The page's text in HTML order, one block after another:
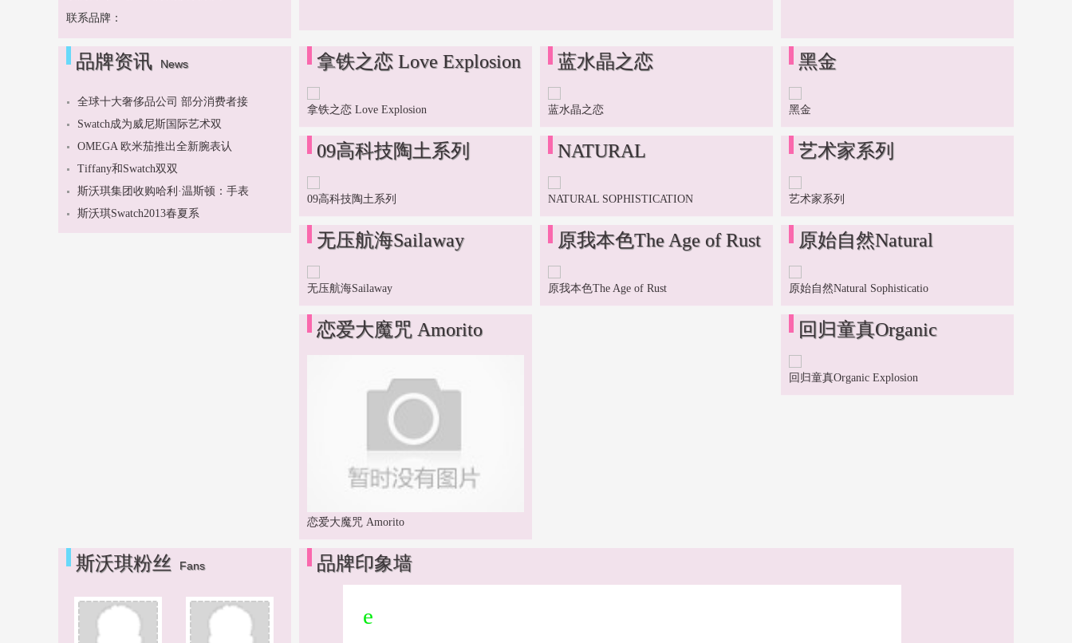
联系品牌：
品牌资讯 News
全球十大奢侈品公司 部分消费者接
Swatch成为威尼斯国际艺术双
OMEGA 欧米茄推出全新腕表认
Tiffany和Swatch双双
斯沃琪集团收购哈利·温斯顿：手表
斯沃琪Swatch2013春夏系
拿铁之恋 Love Explosion
拿铁之恋 Love Explosion
09高科技陶土系列
09高科技陶土系列
无压航海Sailaway
无压航海Sailaway
恋爱大魔咒 Amorito
恋爱大魔咒 Amorito
蓝水晶之恋
蓝水晶之恋
NATURAL
SOPHISTICATION
NATURAL SOPHISTICATION
原我本色The Age of Rust
原我本色The Age of Rust
黑金
黑金
艺术家系列
艺术家系列
原始自然Natural
Sophisticatio
原始自然Natural Sophisticatio
回归童真Organic
Explosion
回归童真Organic Explosion
斯沃琪粉丝 Fans 品牌印象墙
e